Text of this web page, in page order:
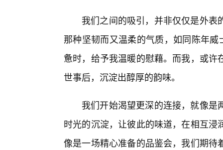
我们之间的吸引，并非仅仅是外
那种坚韧而又温柔的气质，如同陈年
惫时，给予我温暖的慰藉。而我，或
世事后，沉淀出醇厚的韵味。
我们开始渴望更深的连接，就像
时光的沉淀，让彼此的味道，在相互
像是一场精心准备的品鉴会，我们期